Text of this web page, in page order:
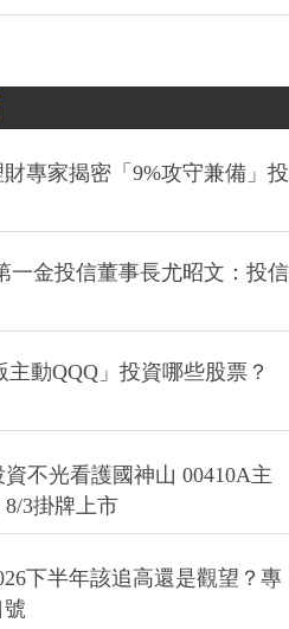
專家揭密「9%攻守兼備」投
一金投信董事長尤昭文：投信
動QQQ」投資哪些股票？
不光看護國神山 00410A主
3掛牌上市
下半年該追高還是觀望？專